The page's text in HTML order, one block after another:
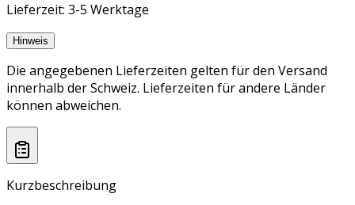
Lieferzeit: 3-5 Werktage
Hinweis
Die angegebenen Lieferzeiten gelten für den Versand
innerhalb der Schweiz. Lieferzeiten für andere Länder
können abweichen.
Kurzbeschreibung